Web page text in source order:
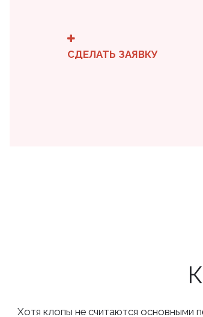
СДЕЛАТЬ ЗАЯВКУ
Хотя клопы не считаются основными